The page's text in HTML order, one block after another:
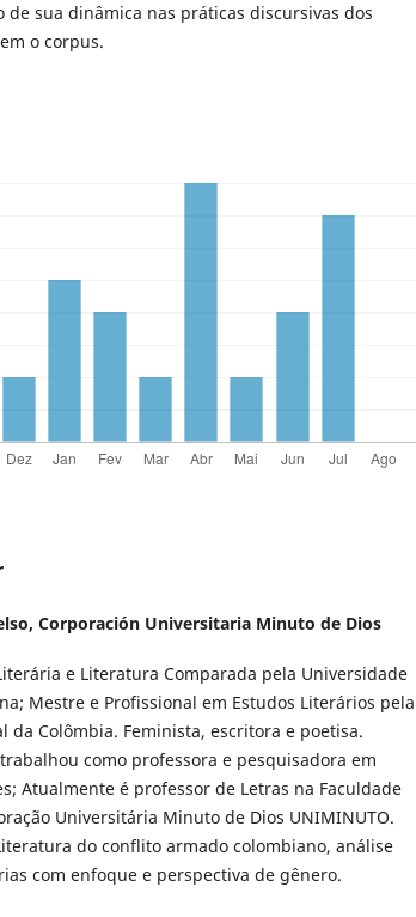
de sua dinâmica nas práticas discursivas dos
o corpus.
Corporación Universitaria Minuto de Dios
e Literatura Comparada pela Universidade
Mestre e Profissional em Estudos Literários pela
da Colômbia. Feminista, escritora e poetisa.
como professora e pesquisadora em
Atualmente é professor de Letras na Faculdade
Universitária Minuto de Dios UNIMINUTO.
do conflito armado colombiano, análise
com enfoque e perspectiva de gênero.